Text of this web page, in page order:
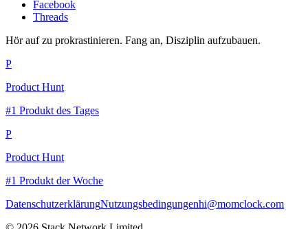
Facebook
Threads
Hör auf zu prokrastinieren. Fang an, Disziplin aufzubauen.
P
Product Hunt
#1 Produkt des Tages
P
Product Hunt
#1 Produkt der Woche
DatenschutzerklärungNutzungsbedingungenhi@momclock.com